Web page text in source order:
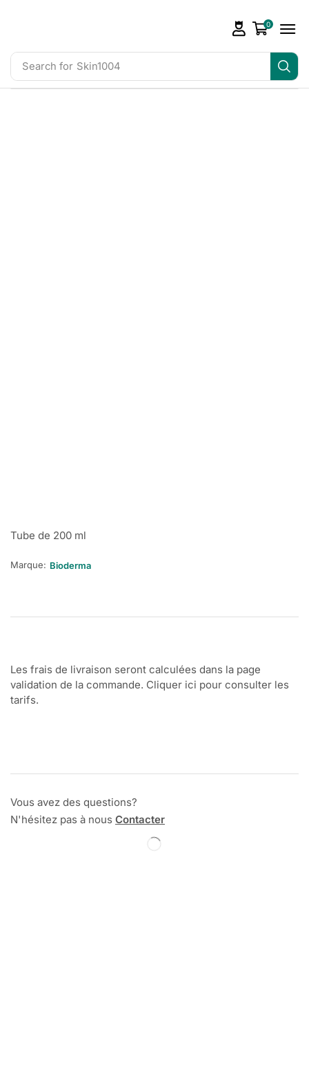
Search for Skin1004
0
Tube de 200 ml
Marque: Bioderma
Les frais de livraison seront calculées dans la page
validation de la commande. Cliquer ici pour consulter les
tarifs.
Vous avez des questions?
N'hésitez pas à nous Contacter